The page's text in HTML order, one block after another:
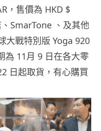
，售價為 HKD $
SmarTone 、及其他
大戰特別版 Yoga 920
為 11月 9 日在各大零
日起取貨，有心購買